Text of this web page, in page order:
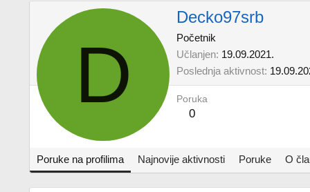
D
Decko97srb
Početnik
Učlanjen 19.09.2021.
Poslednja aktivnost
Poruka
0
Poruke na profilima Najnovije aktivnosti Poruke O